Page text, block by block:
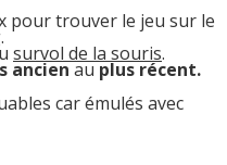
pour trouver le jeu sur le
survol de la souris.
ancienauplus récent.
car émulés avec